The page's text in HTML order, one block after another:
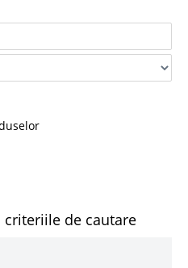
criteriile de cautare